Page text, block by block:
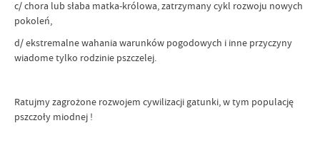
c/ chora lub słaba matka-królowa, zatrzymany cykl rozwoju nowych
pokoleń,
d/ ekstremalne wahania warunków pogodowych i inne przyczyny
wiadome tylko rodzinie pszczelej.
Ratujmy zagrożone rozwojem cywilizacji gatunki, w tym populację
pszczoły miodnej !